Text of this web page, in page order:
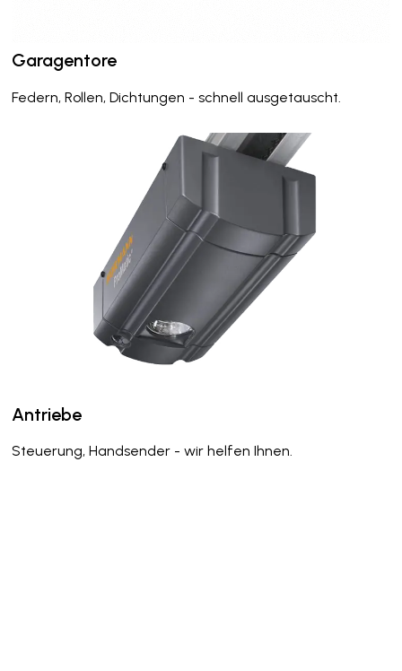
Garagentore
Federn, Rollen, Dichtungen - schnell ausgetauscht.
Antriebe
Steuerung, Handsender - wir helfen Ihnen.